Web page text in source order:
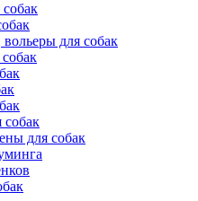
для собак
собак
для собак